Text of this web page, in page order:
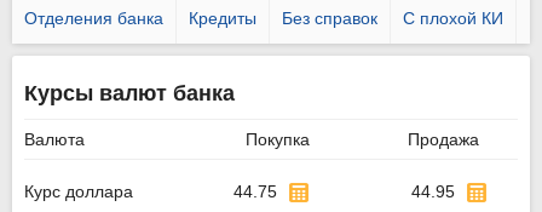
0800 307 030.
Отделения банка Кредиты Без справок С плохой КИ
Курсы валют банка
Валюта Покупка Продажа
Курс доллара 44.75 44.95